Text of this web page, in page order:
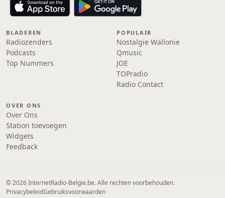
BLADEREN
Radiozenders
Podcasts
Top Nummers
POPULAIR
Nostalgie Wallonie
Qmusic
JOE
TOPradio
Radio Contact
OVER ONS
Over Ons
Station toevoegen
Widgets
Feedback
© 2026 InternetRadio-Belgie.be. Alle rechten voorbehouden.
PrivacybeleidGebruiksvoorwaarden